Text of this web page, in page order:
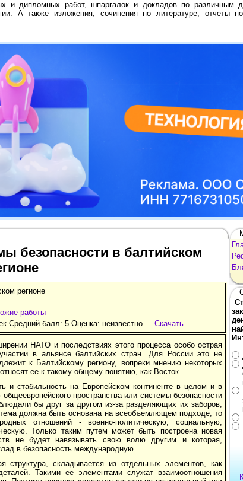
и дипломных работ, шпаргалок и докладов по различным
А также изложения, сочинения по литературе, отчеты
безопасности в балтийском
регионе
работы
Средний балл: 5 Оценка: неизвестно Скачать
НАТО и последствиях этого процесса особо острая
в альянсе балтийских стран. Для России это не
к Балтийскому региону, вопреки мнению некоторых
ее к такому общему понятию, как Восток.
и стабильность на Европейском континенте в целом и в
пространства или системы безопасности
бы друг за другом из-за разделяющих их заборов,
должна быть основана на всеобъемлющем подходе, то
отношений - военно-политическую, социальную,
Только таким путем может быть построена новая
не будет навязывать свою волю другим и которая,
в безопасность международную.
структура, складывается из отдельных элементов, как
Такими ее элементами служат взаимоотношения